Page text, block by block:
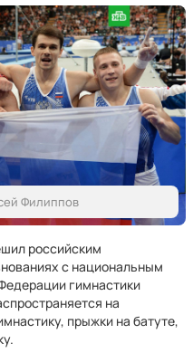
Филиппов
российским
с национальным
гимнастики
на
прыжки на батуте,